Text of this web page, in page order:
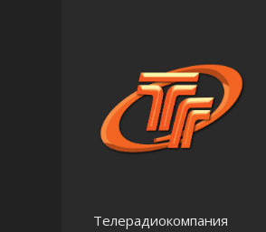
Телерадиокомпания